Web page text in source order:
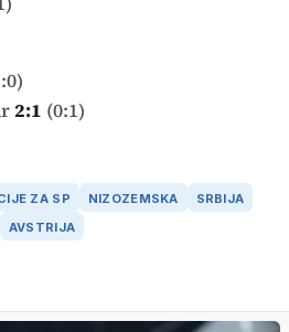
2:1 (0:1)
ZA SP NIZOZEMSKA
SRBIJA
AVSTRIJA